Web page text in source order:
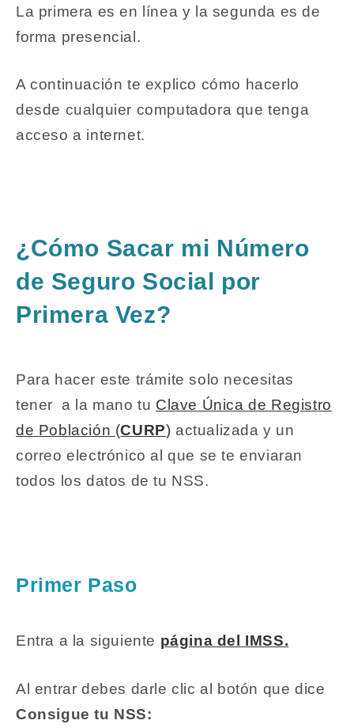
La primera es en línea y la segunda es de
forma presencial.
A continuación te explico cómo hacerlo
desde cualquier computadora que tenga
acceso a internet.
¿Cómo Sacar mi Número
de Seguro Social por
Primera Vez?
Para hacer este trámite solo necesitas
tener a la mano tu Clave Única de Registro
de Población (CURP) actualizada y un
correo electrónico al que se te enviaran
todos los datos de tu NSS.
Primer Paso
Entra a la siguiente página del IMSS.
Al entrar debes darle clic al botón que dice
Consigue tu NSS: